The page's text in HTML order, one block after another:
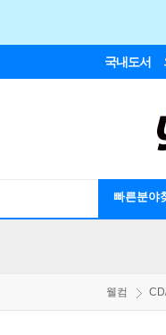
국내도서
빠른분야
웰컴